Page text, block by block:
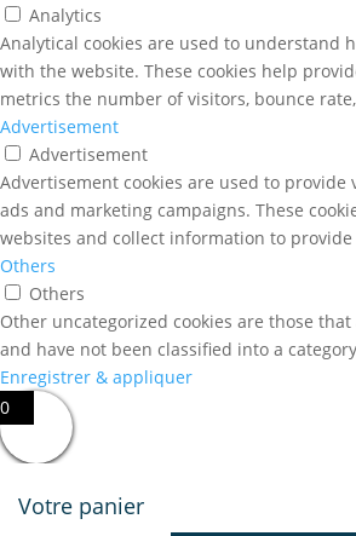
Analytics
Analytical cookies are used to understand
with the website. These cookies help
metrics the number of visitors, bounce
Advertisement
Advertisement
Advertisement cookies are used to
ads and marketing campaigns. These
websites and collect information to provide
Others
Others
Other uncategorized cookies are those
and have not been classified into a
Enregistrer & appliquer
0
Votre panier